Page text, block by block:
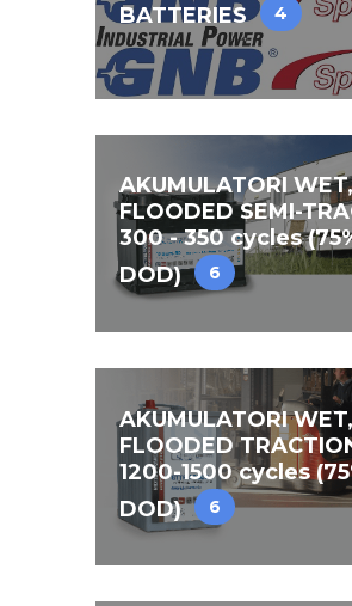
BATTERIES
4
AKUMULATORI WET,
FLOODED SEMI-
300 - 350 cycles
DOD)
6
AKUMULATORI WET,
FLOODED
1200-1500 cycles
DOD)
6